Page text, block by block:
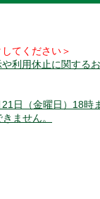
てください＞
利用休止に関する
日（金曜日）18時
ません。